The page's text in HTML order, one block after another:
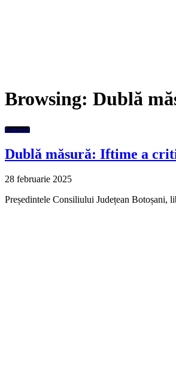
Browsing: Dublă
Featured
Dublă măsură: Iftime a
28 februarie 2025
Președintele Consiliului Județean